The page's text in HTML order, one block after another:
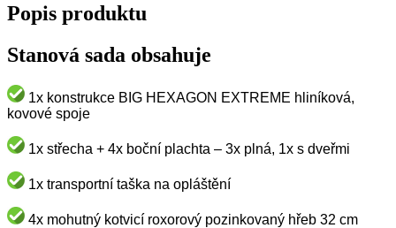
Popis produktu
Stanová sada obsahuje
1x konstrukce BIG HEXAGON EXTREME hliníková,
kovové spoje
1x střecha + 4x boční plachta – 3x plná, 1x s dveřmi
1x transportní taška na opláštění
4x mohutný kotvicí roxorový pozinkovaný hřeb 32 cm